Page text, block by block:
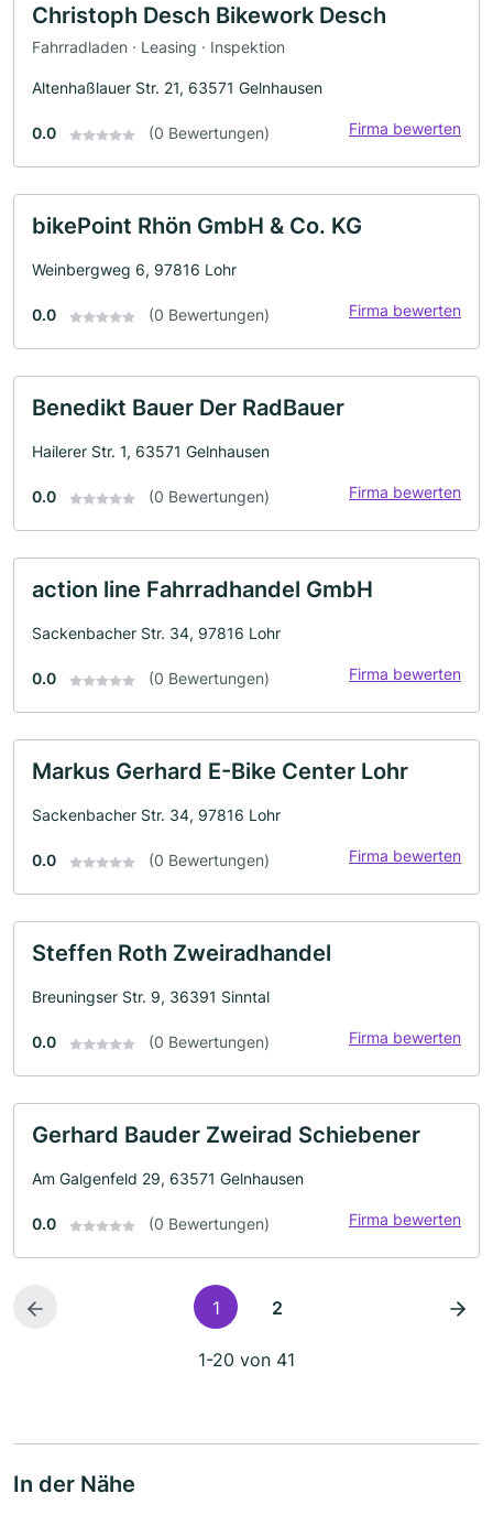
Christoph Desch Bikework Desch
Fahrradladen · Leasing · Inspektion
Altenhaßlauer Str. 21, 63571 Gelnhausen
0.0 (0 Bewertungen) Firma bewerten
bikePoint Rhön GmbH & Co. KG
Weinbergweg 6, 97816 Lohr
0.0 (0 Bewertungen) Firma bewerten
Benedikt Bauer Der RadBauer
Hailerer Str. 1, 63571 Gelnhausen
0.0 (0 Bewertungen) Firma bewerten
action line Fahrradhandel GmbH
Sackenbacher Str. 34, 97816 Lohr
0.0 (0 Bewertungen) Firma bewerten
Markus Gerhard E-Bike Center Lohr
Sackenbacher Str. 34, 97816 Lohr
0.0 (0 Bewertungen) Firma bewerten
Steffen Roth Zweiradhandel
Breuningser Str. 9, 36391 Sinntal
0.0 (0 Bewertungen) Firma bewerten
Gerhard Bauder Zweirad Schiebener
Am Galgenfeld 29, 63571 Gelnhausen
0.0 (0 Bewertungen) Firma bewerten
1 2
1-20 von 41
In der Nähe